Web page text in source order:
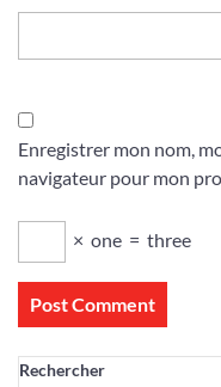
Enregistrer mon nom,
navigateur pour mon
× one = three
Rechercher